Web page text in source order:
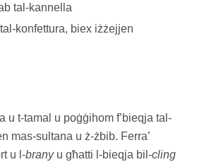
tal-kannella
konfettura, biex iżżejjen
u t-tamal u poġġihom f’bieqja tal-
mas-sultana u ż-żbib. Ferra’
u l-branyu għatti l-bieqja bil-cling